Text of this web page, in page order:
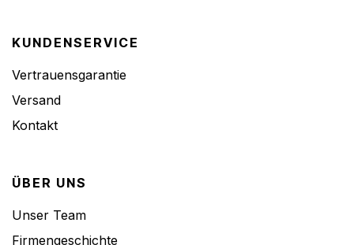
KUNDENSERVICE
Vertrauensgarantie
Versand
Kontakt
ÜBER UNS
Unser Team
Firmengeschichte